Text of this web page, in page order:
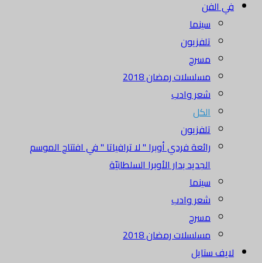
في الفن
سينما
تلفزيون
مسرح
مسلسلات رمضان 2018
شعر وادب
الكل
تلفزيون
رائعة فردي أوبرا " لا ترافياتا " في افتتاح الموسم
الجديد بدار الأوبرا السلطانيّة
سينما
شعر وادب
مسرح
مسلسلات رمضان 2018
لايف ستايل